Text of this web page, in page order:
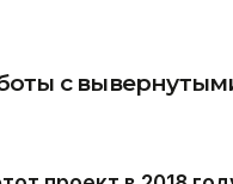
с